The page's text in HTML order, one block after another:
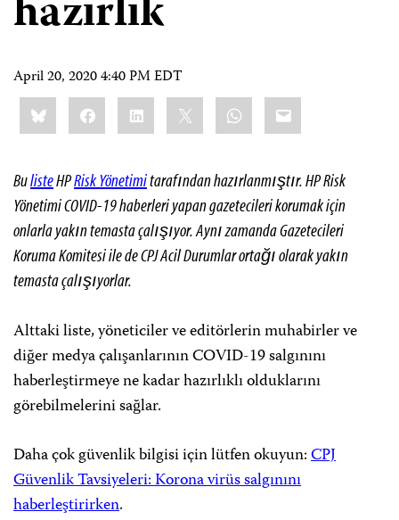
hazırlık
April 20, 2020 4:40 PM EDT
Share
this:BlueskyFacebookLinkedIn WhatsApp
Email
BulisteHPRisk Yönetimitarafından hazırlanmıştır. HP Risk
Yönetimi COVID-19 haberleri yapan gazetecileri korumak için
onlarla yakın temasta çalışıyor. Aynı zamanda Gazetecileri
Koruma Komitesi ile de CPJ Acil Durumlar ortağı olarak yakın
temasta çalışıyorlar.
Alttaki liste, yöneticiler ve editörlerin muhabirler ve
diğer medya çalışanlarının COVID-19 salgınını
haberleştirmeye ne kadar hazırlıklı olduklarını
görebilmelerini sağlar.
Daha çok güvenlik bilgisi için lütfen okuyun:CPJ
Güvenlik Tavsiyeleri: Korona virüs salgınını
haberleştirirken.